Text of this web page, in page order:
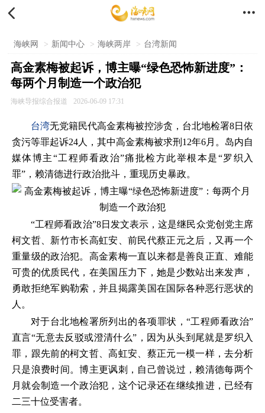
 
海峡网 > 新闻中心 > 海峡两岸 > 台湾新闻
高金素梅被起诉，博主曝“绿色恐怖新进度”：
每两个月制造一个政治犯
海峡导报综合报道 2026-06-09 17:31
台湾无党籍民代高金素梅被控涉贪，台北地检署8日依
贪污等罪起诉24人，其中高金素梅被求刑12年6月。岛内自
媒体博主“工程师看政治”痛批检方此举根本是“罗织入
罪”，赖清德进行政治批斗，重现历史暴政。
“工程师看政治”8日发文表示，这是继民众党创党主席
柯文哲、新竹市长高虹安、前民代蔡正元之后，又再一个
重量级的政治犯。高金素梅一直以来都是善良正直、难能
可贵的优质民代，在美国压力下，她是少数站出来发声，
勇敢拒绝军购勒索，并且揭露美国在国际各种恶行恶状的
人。
对于台北地检署所列出的各项罪状，“工程师看政治”
直言“无意去反驳或澄清什么”，因为从头到尾就是罗织入
罪，跟先前的柯文哲、高虹安、蔡正元一模一样，去分析
只是浪费时间。博主更讽刺，自己曾说过，赖清德每两个
月就会制造一个政治犯，这个记录还在继续推进，已经有
二三十位受害者。